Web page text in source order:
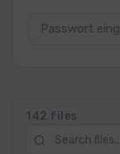
142 files